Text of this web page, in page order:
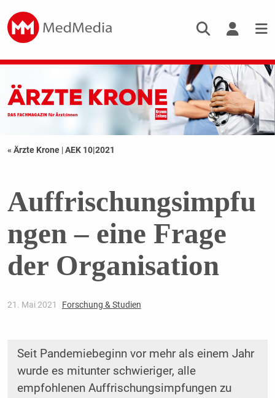
« Ärzte Krone |AEK 10|2021
Auffrischungsimpfu
ngen – eine Frage
der Organisation
21. Mai 2021 Forschung & Studien
Seit Pandemiebeginn vor mehr als einem Jahr
wurde es mitunter schwieriger, alle
empfohlenen Auffrischungsimpfungen zu